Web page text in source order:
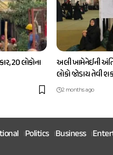
20 લોકોના
અલી ખામેનેઈની
લોકો જોડાય તેવી
2 months ago
Politics Business